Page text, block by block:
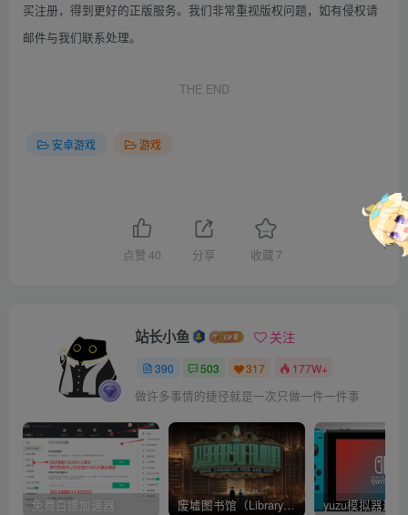
买注册，得到更好的正版服务。我们非常重视版权问题，如有侵权请
邮件与我们联系处理。
THE END
安卓游戏 游戏
点赞40 分享 收藏 7
站长小鱼 关注
390 503 317 177W+
做许多事情的捷径就是一次只做一件一件事
免费白嫖加速器 废墟图书馆（Library Of Ruina）v1.1.0.6a13 官中 附yuzu模拟器 本体+1.0.3升补